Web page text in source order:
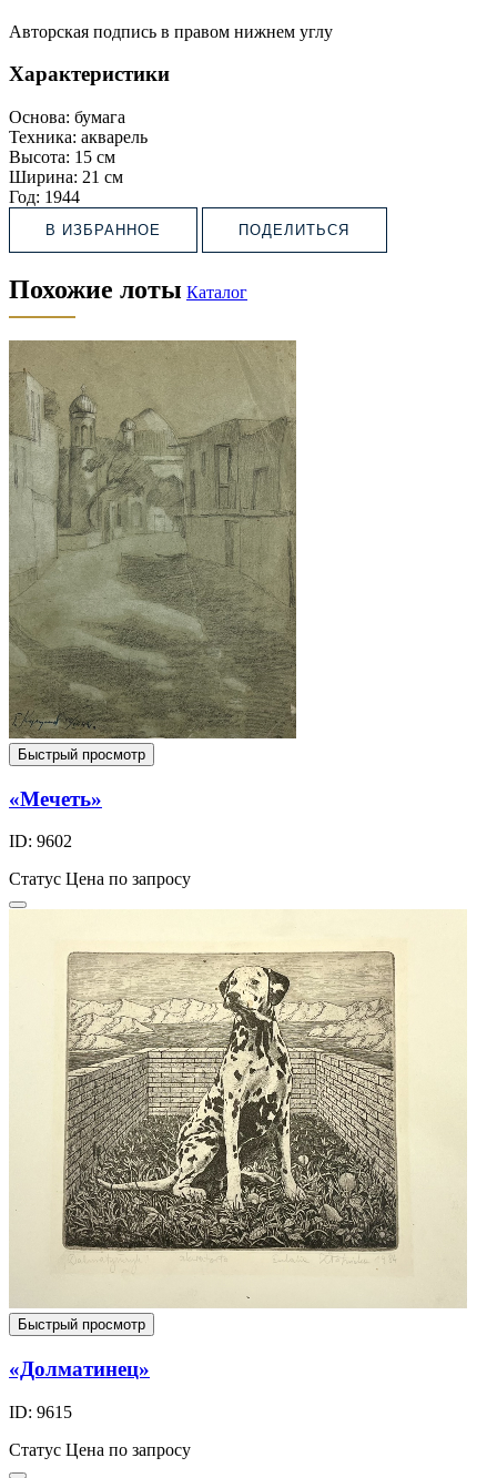
Авторская подпись в правом нижнем углу
Характеристики
Основа: бумага
Техника: акварель
Высота: 15 см
Ширина: 21 см
Год: 1944
В ИЗБРАННОЕ ПОДЕЛИТЬСЯ
Похожие лоты Каталог
Быстрый просмотр
«Мечеть»
ID: 9602
Статус Цена по запросу
Быстрый просмотр
«Долматинец»
ID: 9615
Статус Цена по запросу